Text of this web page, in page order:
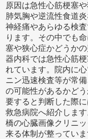
原因は急性心筋梗塞
肺気胸や逆流性食道
神経痛やあらゆる検
ります。その中でも
塞や狭心症かどうか
器内科では急性心筋
れています。院内に
ニン迅速検査等が常
の可能性があるかど
要すると判断した際
救急病院へ紹介しま
橋の心臓画像クリニ
来る体制が整ってい